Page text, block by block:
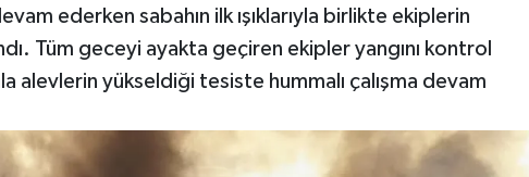
ederken sabahın ilk ışıklarıyla birlikte ekiplerin
Tüm geceyi ayakta geçiren ekipler yangını kontrol
alevlerin yükseldiği tesiste hummalı çalışma devam